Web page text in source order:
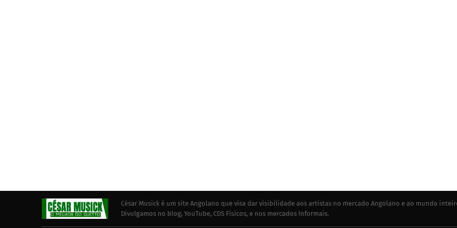
César Musick é um site Angolano que visa dar visibilidade aos artistas no mercado Angolano e ao mundo
Divulgamos no blog, YouTube, CDS Físicos, e nos mercados Informais.